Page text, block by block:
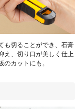
も切ることができ、石膏
え、切り口が美しく仕上
カットにも。